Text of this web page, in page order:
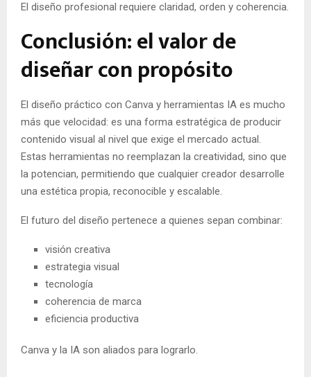
El diseño profesional requiere claridad, orden y coherencia.
Conclusión: el valor de
diseñar con propósito
El diseño práctico con Canva y herramientas IA es mucho
más que velocidad: es una forma estratégica de producir
contenido visual al nivel que exige el mercado actual.
Estas herramientas no reemplazan la creatividad, sino que
la potencian, permitiendo que cualquier creador desarrolle
una estética propia, reconocible y escalable.
El futuro del diseño pertenece a quienes sepan combinar:
visión creativa
estrategia visual
tecnología
coherencia de marca
eficiencia productiva
Canva y la IA son aliados para lograrlo.